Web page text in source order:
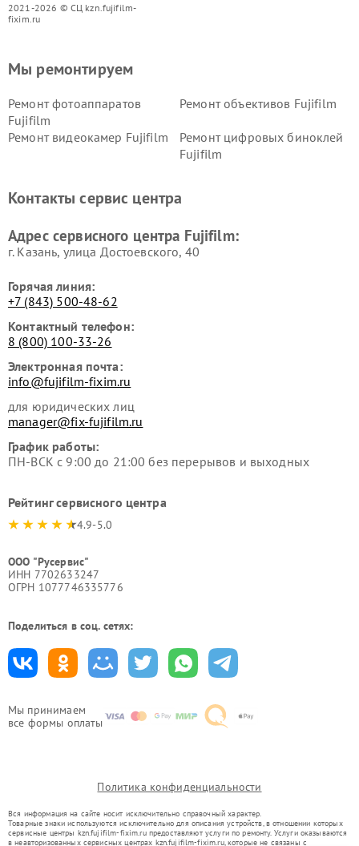
2021-2026 © СЦ kzn.fujifilm-
fixim.ru
Мы принимаем
все формы оплаты
Мы ремонтируем
Ремонт фотоаппаратов
Fujifilm
Ремонт объективов Fujifilm
Ремонт видеокамер Fujifilm
Ремонт цифровых биноклей
Fujifilm
Контакты сервис центра
Адрес сервисного центра Fujifilm:
г. Казань, улица Достоевского, 40
Горячая линия:
+7 (843) 500-48-62
Контактный телефон:
8 (800) 100-33-26
Электронная почта:
info@fujifilm-fixim.ru
для юридических лиц
manager@fix-fujifilm.ru
График работы:
ПН-ВСК с 9:00 до 21:00 без перерывов и выходных
Рейтинг сервисного центра
4.9-5.0
ООО "Русервис"
ИНН 7702633247
ОГРН 1077746335776
Поделиться в соц. сетях:
Политика конфиденциальности
Вся информация на сайте носит исключительно справочный характер.
Товарные знаки используются исключительно для описания устройств, в отношении которых
сервисные центры kzn.fujifilm-fixim.ru предоставляют услуги по ремонту. Услуги оказываются
в неавторизованных сервисных центрах kzn.fujifilm-fixim.ru, которые не связаны с